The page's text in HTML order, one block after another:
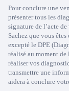
Pour conclure une
présenter tous les
signature de l’acte
Sachez que vous
excepté le DPE
réalisé au moment
réaliser vos
transmettre une
aidera à conclure